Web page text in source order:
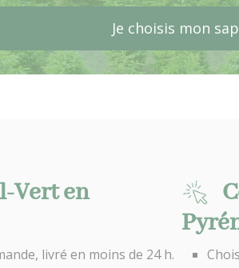
Je choisis mon
Vert en
livré en moins de 24 h.